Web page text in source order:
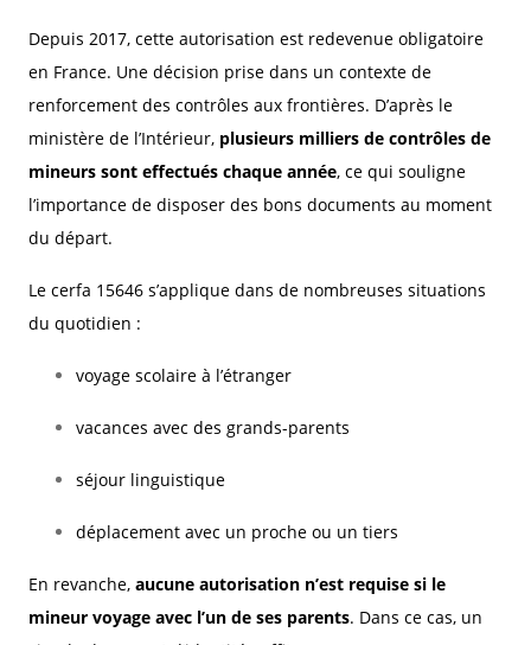
Depuis 2017, cette autorisation est redevenue obligatoire
en France. Une décision prise dans un contexte de
renforcement des contrôles aux frontières. D’après le
ministère de l’Intérieur, plusieurs milliers de contrôles de
mineurs sont effectués chaque année, ce qui souligne
l’importance de disposer des bons documents au moment
du départ.
Le cerfa 15646 s’applique dans de nombreuses situations
du quotidien :
voyage scolaire à l’étranger
vacances avec des grands-parents
séjour linguistique
déplacement avec un proche ou un tiers
En revanche, aucune autorisation n’est requise si le
mineur voyage avec l’un de ses parents. Dans ce cas, un